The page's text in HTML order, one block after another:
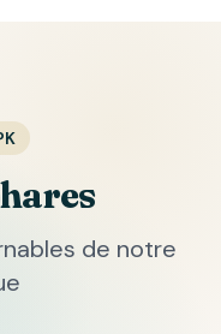
de notre